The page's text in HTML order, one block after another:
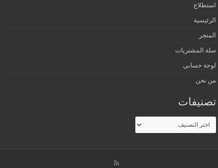
استطلاع
الرئيسية
المتجر
سلة المشتريات
لوحة حسابي
من نحن
تصنيفات
تصنيفات